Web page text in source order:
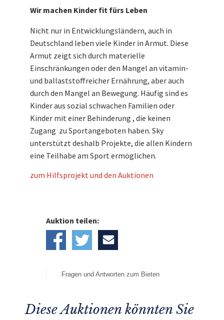
Wir machen Kinder fit fürs Leben
Nicht nur in Entwicklungsländern, auch in
Deutschland leben viele Kinder in Armut. Diese
Armut zeigt sich durch materielle
Einschränkungen oder den Mangel an vitamin-
und ballaststoffreicher Ernährung, aber auch
durch den Mangel an Bewegung. Häufig sind es
Kinder aus sozial schwachen Familien oder
Kinder mit einer Behinderung , die keinen
Zugang zu Sportangeboten haben. Sky
unterstützt deshalb Projekte, die allen Kindern
eine Teilhabe am Sport ermöglichen.
zum Hilfsprojekt und den Auktionen
Auktion teilen:
Fragen und Antworten zum Bieten
Diese Auktionen könnten Sie